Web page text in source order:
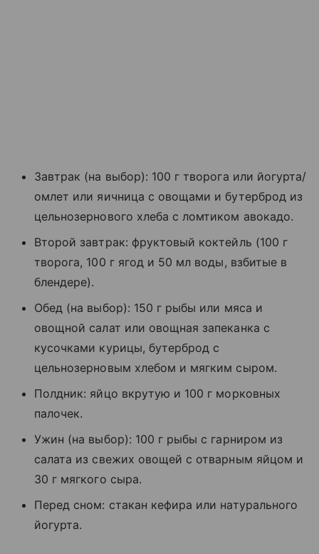
Завтрак (на выбор): 100 г творога или йогурта/
омлет или яичница с овощами и бутерброд из
цельнозернового хлеба с ломтиком авокадо.
Второй завтрак: фруктовый коктейль (100 г
творога, 100 г ягод и 50 мл воды, взбитые в
блендере).
Обед (на выбор): 150 г рыбы или мяса и
овощной салат или овощная запеканка с
кусочками курицы, бутерброд с
цельнозерновым хлебом и мягким сыром.
Полдник: яйцо вкрутую и 100 г морковных
палочек.
Ужин (на выбор): 100 г рыбы с гарниром из
салата из свежих овощей с отварным яйцом и
30 г мягкого сыра.
Перед сном: стакан кефира или натурального
йогурта.